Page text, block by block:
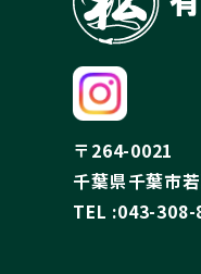
〒264-0021
千葉県千葉市
TEL :043-